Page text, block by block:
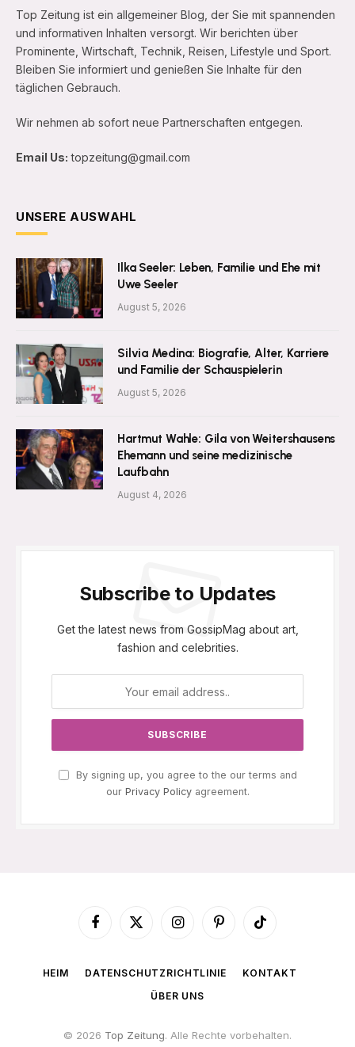
Top Zeitung ist ein allgemeiner Blog, der Sie mit spannenden
und informativen Inhalten versorgt. Wir berichten über
Prominente, Wirtschaft, Technik, Reisen, Lifestyle und Sport.
Bleiben Sie informiert und genießen Sie Inhalte für den
täglichen Gebrauch.
Wir nehmen ab sofort neue Partnerschaften entgegen.
Email Us: topzeitung@gmail.com
UNSERE AUSWAHL
Ilka Seeler: Leben, Familie und Ehe mit
Uwe Seeler
August 5, 2026
Silvia Medina: Biografie, Alter, Karriere
und Familie der Schauspielerin
August 5, 2026
Hartmut Wahle: Gila von Weitershausens
Ehemann und seine medizinische
Laufbahn
August 4, 2026
Subscribe to Updates
Get the latest news from GossipMag about art,
fashion and celebrities.
By signing up, you agree to the our terms and
our Privacy Policyagreement.
Facebook
X
InstagramPinterestTikTok
HEIM DATENSCHUTZRICHTLINIE
KONTAKT
ÜBER UNS
© 2026 Top Zeitung. Alle Rechte vorbehalten.